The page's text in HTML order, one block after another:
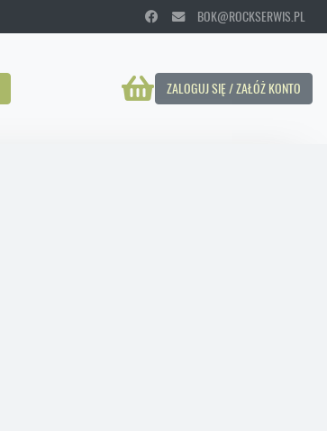
BOK@ROCKSERWIS.PL
ZALOGUJ SIĘ / ZAŁÓŻ KONTO